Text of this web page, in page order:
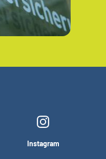
Instagram